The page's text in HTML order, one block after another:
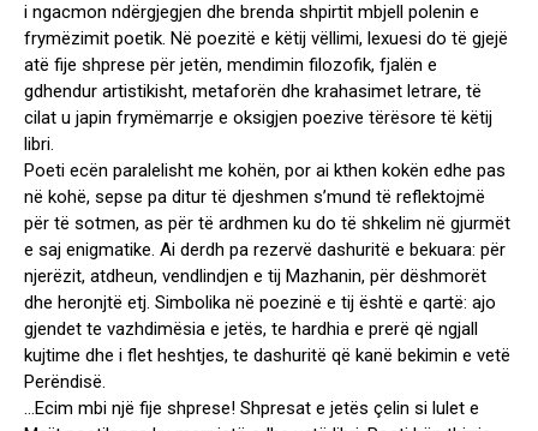
i ngacmon ndërgjegjen dhe brenda shpirtit mbjell polenin e
frymëzimit poetik. Në poezitë e këtij vëllimi, lexuesi do të gjejë
atë fije shprese për jetën, mendimin filozofik, fjalën e
gdhendur artistikisht, metaforën dhe krahasimet letrare, të
cilat u japin frymëmarrje e oksigjen poezive tërësore të këtij
libri.
Poeti ecën paralelisht me kohën, por ai kthen kokën edhe pas
në kohë, sepse pa ditur të djeshmen s’mund të reflektojmë
për të sotmen, as për të ardhmen ku do të shkelim në gjurmët
e saj enigmatike. Ai derdh pa rezervë dashuritë e bekuara: për
njerëzit, atdheun, vendlindjen e tij Mazhanin, për dëshmorët
dhe heronjtë etj. Simbolika në poezinë e tij është e qartë: ajo
gjendet te vazhdimësia e jetës, te hardhia e prerë që ngjall
kujtime dhe i flet heshtjes, te dashuritë që kanë bekimin e vetë
Perëndisë.
…Ecim mbi një fije shprese! Shpresat e jetës çelin si lulet e